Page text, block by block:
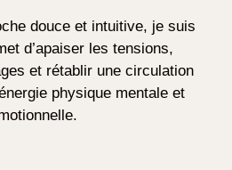
douce et intuitive, je suis
d’apaiser les tensions,
et rétablir une circulation
physique mentale et